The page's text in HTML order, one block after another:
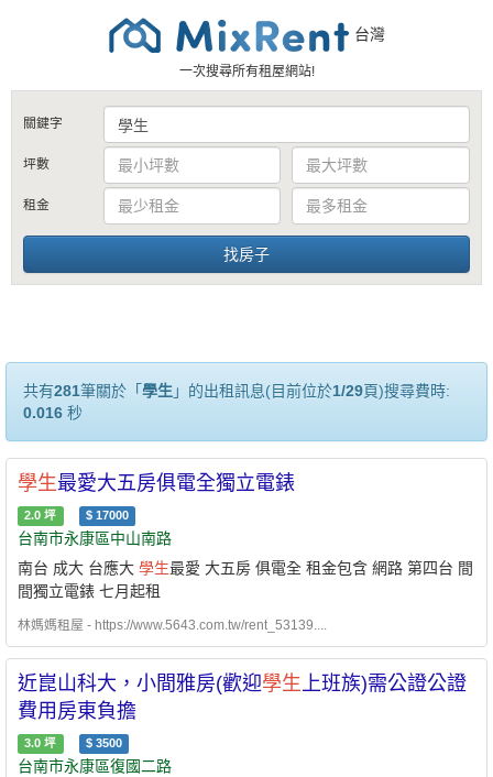
台灣
一次搜尋所有租屋網站!
關鍵字
坪數
租金
共有281筆關於「 學生」的出租訊息(目前位於1/29頁)搜尋費時:
0.016 秒
學生最愛大五房俱電全獨立電錶
2.0 坪 $ 17000
台南市永康區中山南路
南台 成大 台應大 學生最愛 大五房 俱電全 租金包含 網路 第四台 間
間獨立電錶 七月起租
林媽媽租屋 - https://www.5643.com.tw/rent_53139....
近崑山科大，小間雅房(歡迎學生上班族)需公證公證
費用房東負擔
3.0 坪 $ 3500
台南市永康區復國二路